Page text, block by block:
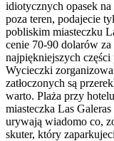
idiotycznych opasek
poza teren, podajecie
pobliskim miasteczku
cenie 70-90 dolarów
najpiękniejszych
Wycieczki
zatłoczonych są
warto. Plaża przy
miasteczka Las
urywają wiadomo co,
skuter, który